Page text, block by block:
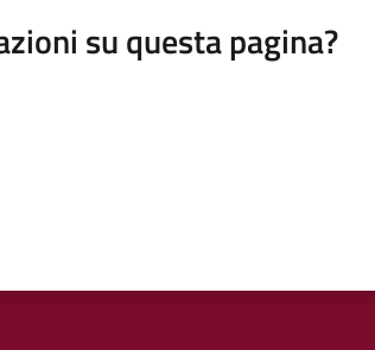
su questa pagina?